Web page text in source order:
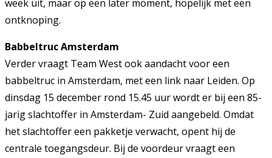
week uit, maar op een later moment, hopelijk met een
ontknoping.
Babbeltruc Amsterdam
Verder vraagt Team West ook aandacht voor een
babbeltruc in Amsterdam, met een link naar Leiden. Op
dinsdag 15 december rond 15.45 uur wordt er bij een 85-
jarig slachtoffer in Amsterdam- Zuid aangebeld. Omdat
het slachtoffer een pakketje verwacht, opent hij de
centrale toegangsdeur. Bij de voordeur vraagt een